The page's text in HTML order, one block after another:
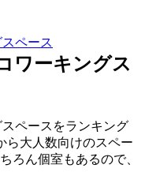
ペース
ワーキングス
ペースをランキング
ら大人数向けのスペー
ろん個室もあるので、